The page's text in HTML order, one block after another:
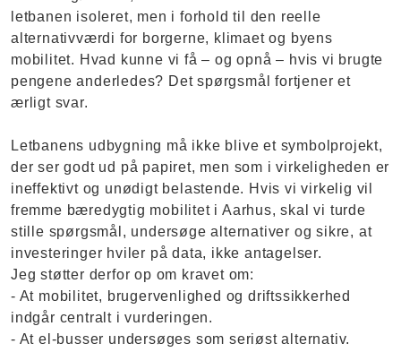
letbanen isoleret, men i forhold til den reelle
alternativværdi for borgerne, klimaet og byens
mobilitet. Hvad kunne vi få – og opnå – hvis vi brugte
pengene anderledes? Det spørgsmål fortjener et
ærligt svar.
Letbanens udbygning må ikke blive et symbolprojekt,
der ser godt ud på papiret, men som i virkeligheden er
ineffektivt og unødigt belastende. Hvis vi virkelig vil
fremme bæredygtig mobilitet i Aarhus, skal vi turde
stille spørgsmål, undersøge alternativer og sikre, at
investeringer hviler på data, ikke antagelser.
Jeg støtter derfor op om kravet om:
- At mobilitet, brugervenlighed og driftssikkerhed
indgår centralt i vurderingen.
- At el-busser undersøges som seriøst alternativ.